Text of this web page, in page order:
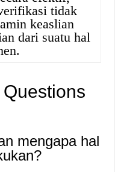
tidak
keaslian
dari suatu hal
mengapa hal